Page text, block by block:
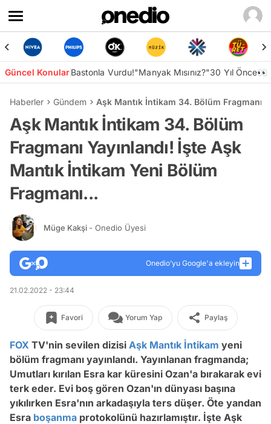
Güncel KonularBastonla Vurdu!"Manyak Mısınız?"30 Yıl Önce👀
Haberler Gündem Aşk Mantık İntikam 34. Bölüm Fragmanı
Aşk Mantık İntikam 34. Bölüm
Fragmanı Yayınlandı! İşte Aşk
Mantık İntikam Yeni Bölüm
Fragmanı...
Müge Kakşi - Onedio Üyesi
Onedio’yu Google'a ekleyin
21.02.2022 - 23:44
Favori Yorum Yap Paylaş
FOX TV'nin sevilen dizisi Aşk Mantık İntikam yeni
bölüm fragmanı yayınlandı. Yayınlanan fragmanda;
Umutları kırılan Esra kar küresini Ozan'a bırakarak evi
terk eder. Evi boş gören Ozan'ın dünyası başına
yıkılırken Esra'nın arkadaşıyla ters düşer. Öte yandan
Esra boşanma protokolünü hazırlamıştır. İşte Aşk